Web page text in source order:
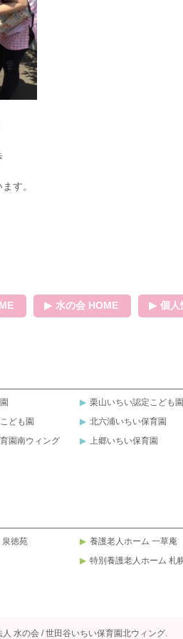
す。
水の会 HOME 個人
栗山いちい認定こども園
ども園 北六浦いちい保育園
園南ウィング 上郷いちい保育園
泉徳苑 養護老人ホーム 一草庵
特別養護老人ホーム 札
水の会 / 世田谷いちい保育園北ウィング.